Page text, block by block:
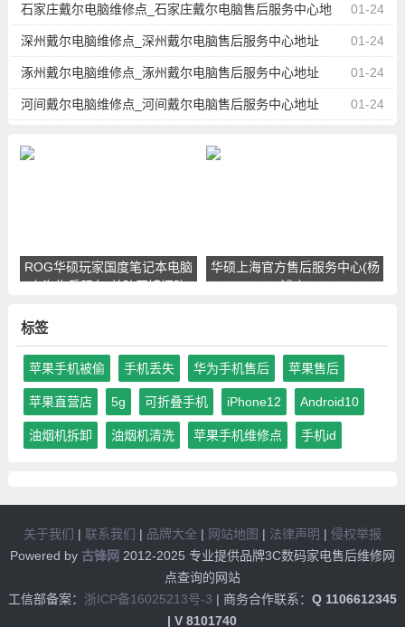
址 01-24
石家庄戴尔电脑维修点_石家庄戴尔电脑售后服务中心地
址 01-24
深州戴尔电脑维修点_深州戴尔电脑售后服务中心地址
01-24
涿州戴尔电脑维修点_涿州戴尔电脑售后服务中心地址
01-24
河间戴尔电脑维修点_河间戴尔电脑售后服务中心地址
ROG华硕玩家国度笔记本电脑
上海售后服务(普陀区镇坪路
华硕上海官方售后服务中心(杨
浦店)
标签
苹果手机被偷 手机丢失 华为手机售后 苹果售后
苹果直营店 5g 可折叠手机 iPhone12 Android10
油烟机拆卸 油烟机清洗 苹果手机维修点 手机id
关于我们 | 联系我们 | 品牌大全| 网站地图 | 法律声明 | 侵权举报
Powered by 古锋网 2012-2025 专业提供品牌3C数码家电售后维修网
点查询的网站
工信部备案： 浙ICP备16025213号-3 | 商务合作联系： Q 1106612345
| V 8101740